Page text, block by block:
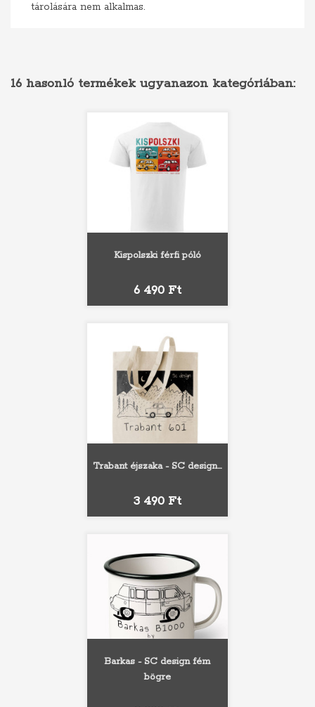
tárolására nem alkalmas.
16 hasonló termékek ugyanazon kategóriában:
Kispolszki férfi póló
Ár
6 490 Ft
Trabant éjszaka - SC design...
Ár
3 490 Ft
Barkas - SC design fém
bögre